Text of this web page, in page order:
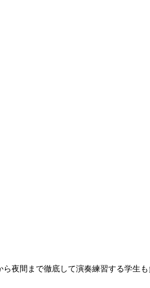
ら夜間まで徹底して演奏練習する学生も